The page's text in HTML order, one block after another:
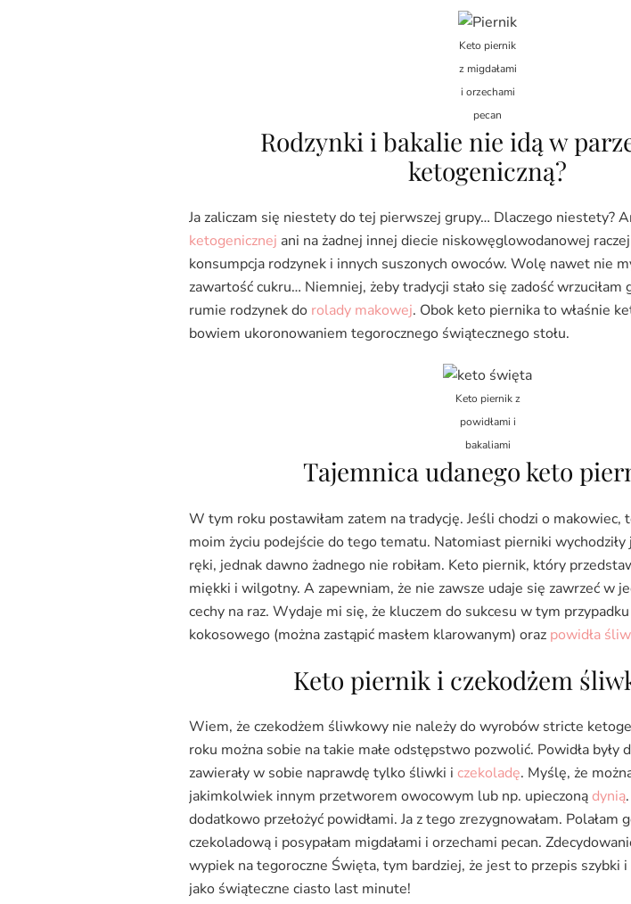
Keto piernik
z migdałami
i orzechami
pecan
Rodzynki i bakalie nie idą w
ketogeniczną?
Ja zaliczam się niestety do tej pierwszej grupy… Dlaczego niestety?
ketogenicznej ani na żadnej innej diecie niskowęglowodanowej
konsumpcja rodzynek i innych suszonych owoców. Wolę nawet nie
zawartość cukru… Niemniej, żeby tradycji stało się zadość wrzuciłam
rumie rodzynek do rolady makowej. Obok keto piernika to właśnie
bowiem ukoronowaniem tegorocznego świątecznego stołu.
Keto piernik z
powidłami i
bakaliami
Tajemnica udanego keto
W tym roku postawiłam zatem na tradycję. Jeśli chodzi o makowiec,
moim życiu podejście do tego tematu. Natomiast pierniki
ręki, jednak dawno żadnego nie robiłam. Keto piernik, który
miękki i wilgotny. A zapewniam, że nie zawsze udaje się zawrzeć w
cechy na raz. Wydaje mi się, że kluczem do sukcesu w tym
kokosowego (można zastąpić masłem klarowanym) oraz powidła
Keto piernik i czekodżem
Wiem, że czekodżem śliwkowy nie należy do wyrobów stricte
roku można sobie na takie małe odstępstwo pozwolić. Powidła były
zawierały w sobie naprawdę tylko śliwki i czekoladę. Myślę, że
jakimkolwiek innym przetworem owocowym lub np. upieczonądynią
dodatkowo przełożyć powidłami. Ja z tego zrezygnowałam. Polałam
czekoladową i posypałam migdałami i orzechami pecan.
wypiek na tegoroczne Święta, tym bardziej, że jest to przepis szybki
jako świąteczne ciasto last minute!